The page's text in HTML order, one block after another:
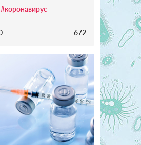
#коронавирус
672